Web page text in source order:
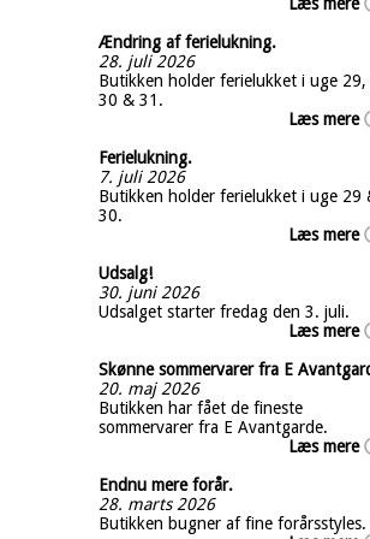
Ændring af ferielukning.
28. juli 2026
Butikken holder ferielukket i uge 29,
30 & 31.
Læs mere
Ferielukning.
7. juli 2026
Butikken holder ferielukket i uge 29
30.
Læs mere
Udsalg!
30. juni 2026
Udsalget starter fredag den 3. juli.
Læs mere
Skønne sommervarer fra E
20. maj 2026
Butikken har fået de fineste
sommervarer fra E Avantgarde.
Læs mere
Endnu mere forår.
28. marts 2026
Butikken bugner af fine forårsstyles.